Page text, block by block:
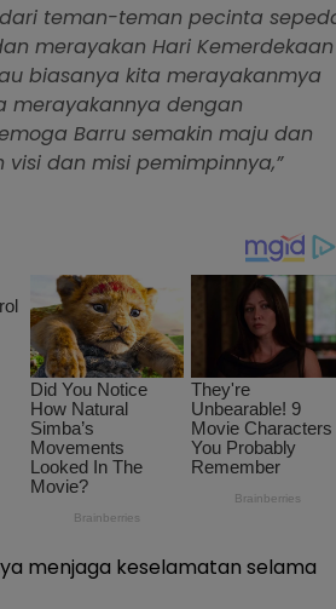
teman-teman pecinta
merayakan Hari Kemerdekaan
biasanya kita merayakanmya
merayakannya dengan
Barru semakin maju dan
dan misi pemimpinnya,”
menjaga keselamatan selama